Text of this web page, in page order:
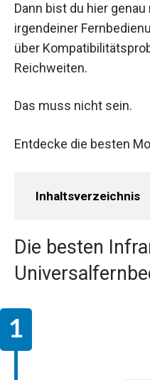
Dann bist du hier
irgendeiner
über
Reichweiten.
Das muss nicht sein.
Entdecke die besten
Inhaltsverzeichnis
Die besten